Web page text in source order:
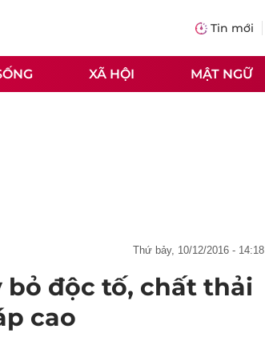
Tin mới
XÃ HỘI MẬT NGỮ
thứ bảy, 10/12/2016 - 14:18
độc tố, chất thải
cao